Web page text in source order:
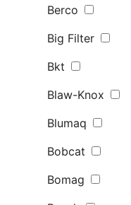
Berco
Big Filter
Bkt
Blaw-Knox
Blumaq
Bobcat
Bomag